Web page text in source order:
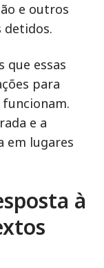
e outros
detidos.
que essas
para
e a
em lugares
à